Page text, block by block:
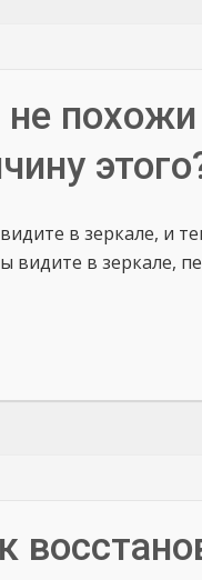
похожи
в зеркале, и
видите в зеркале,